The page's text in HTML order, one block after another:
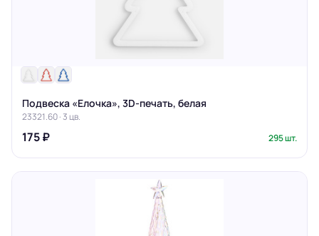
Подвеска «Елочка», 3D-печать, белая
23321.60 · 3 цв.
175 ₽ 295 шт.